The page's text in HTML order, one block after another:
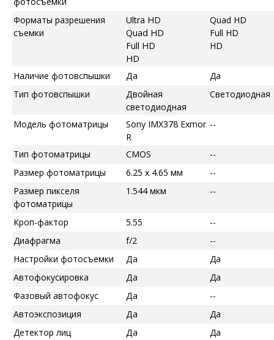
Форматы разрешения
съемки
Ultra HD
Quad HD
Full HD
HD
Quad HD
Full HD
HD
Наличие фотовспышки Да
Да
Тип фотовспышки
Двойная
светодиодная
Светодиодная
Модель фотоматрицы
Sony IMX378 Exmor
R
--
Тип фотоматрицы CMOS
--
Размер фотоматрицы
6.25 x 4.65 мм
--
Размер пикселя
фотоматрицы
1.544 мкм --
Кроп-фактор 5.55
--
Диафрагма
f/2
--
Настройки фотосъемки
Да
Да
Автофокусировка
Да
Да
Фазовый автофокус
Да
--
Автоэкспозиция
Да
Да
Детектор лиц
Да
Да